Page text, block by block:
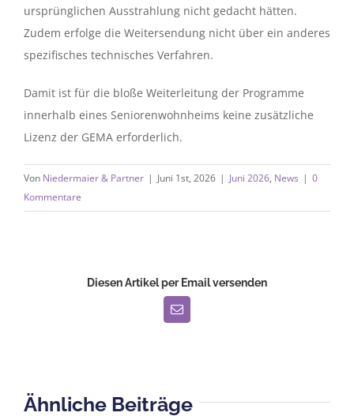
ursprünglichen Ausstrahlung nicht gedacht hätten.
Zudem erfolge die Weitersendung nicht über ein anderes
spezifisches technisches Verfahren.
Damit ist für die bloße Weiterleitung der Programme
innerhalb eines Seniorenwohnheims keine zusätzliche
Lizenz der GEMA erforderlich.
Von Niedermaier & Partner | Juni 1st, 2026 | Juni 2026, News | 0
Kommentare
Diesen Artikel per Email versenden
E-
Mail
Ähnliche Beiträge